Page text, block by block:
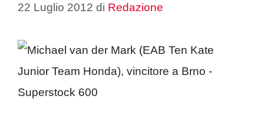
22 Luglio 2012 di Redazione